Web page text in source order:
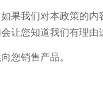
我们对本政策的内
让您知道我们有理由
您销售产品。